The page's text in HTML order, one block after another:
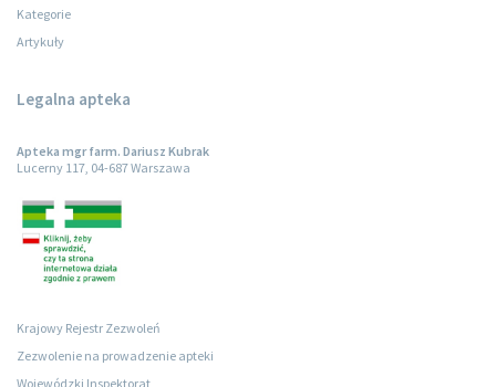
Kategorie
Artykuły
Legalna apteka
Apteka mgr farm. Dariusz Kubrak
Lucerny 117, 04-687 Warszawa
Krajowy Rejestr Zezwoleń
Zezwolenie na prowadzenie apteki
Wojewódzki Inspektorat